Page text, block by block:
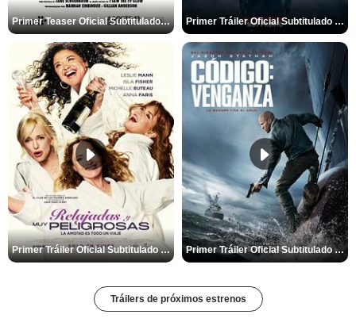
Primer Teaser Oficial Subtitulado de 'Adolescencia, Sexo y Muerte en Campamento Miasma' Primer Tráiler Oficial Subtitulado de 'La Noche Del Demonio: Están Entre Nosotros'
Primer Tráiler Oficial Subtitulado de 'Relajadas y Muy Peligrosas' Primer Tráiler Oficial Subtitulado de 'Código: Venganza'
Tráilers de próximos estrenos